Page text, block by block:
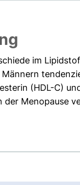
im
(HDL-C)
der Menopause